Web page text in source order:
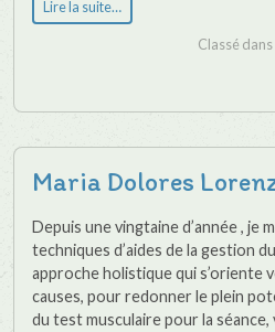
Lire la suite…
Classé dans
Maria Dolores
Depuis une vingtaine d’année , je
techniques d’aides de la gestion
approche holistique qui s’oriente
causes, pour redonner le plein
du test musculaire pour la